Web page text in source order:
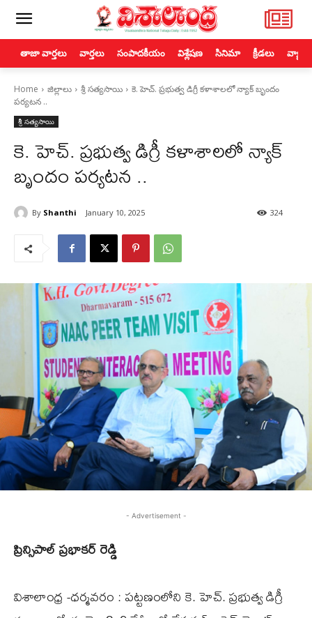
తాజా వార్తలు వార్తలు సంపాదకీయం విశ్లేషణ సినిమా క్రీడలు
Home జిల్లాలు శ్రీ సత్యసాయి
కె. హెచ్. ప్రభుత్వ డిగ్రీ కళాశాలలో న్యాక్ బృందం
పర్యటన ..
శ్రీ సత్యసాయి
కె. హెచ్. ప్రభుత్వ డిగ్రీ కళాశాలలో న్యాక్
బృందం పర్యటన ..
By Shanthi January 10, 2025 324
- Advertisement -
ప్రిన్సిపాల్ ప్రభాకర్ రెడ్డి
విశాలాంధ్ర -ధర్మవరం : పట్టణంలోని కె. హెచ్. ప్రభుత్వ డిగ్రీ